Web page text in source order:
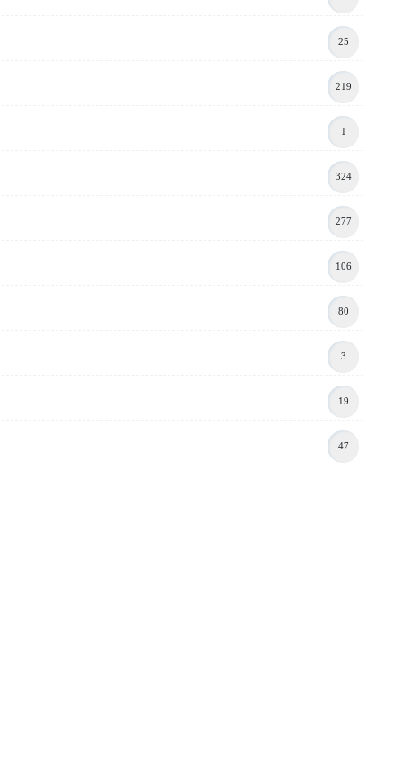
25
219
1
324
277
106
80
3
19
47